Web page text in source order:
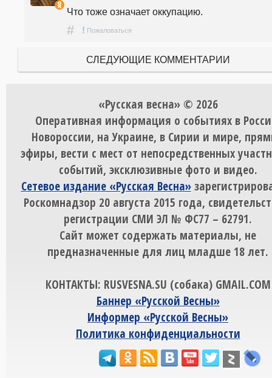
Что тоже означает оккупацию.
# ! Пожаловаться
СЛЕДУЮЩИЕ КОММЕНТАРИИ
«Русская весна» © 2026
Оперативная информация о событиях в
Новороссии, на Украине, в Сирии и мире,
эфиры, вести с мест от непосредственных
событий, эксклюзивные фото и видео.
Сетевое издание «Русская Весна»
Роскомнадзор 20 августа 2015 года,
регистрации СМИ ЭЛ № ФС77 – 62791.
Сайт может содержать материалы, не
предназначенные для лиц младше 18 лет.
КОНТАКТЫ: RUSVESNA.SU (собака) GMAIL.COM
Баннер «Русской Весны»
Информер «Русской Весны»
Политика конфиденциальности